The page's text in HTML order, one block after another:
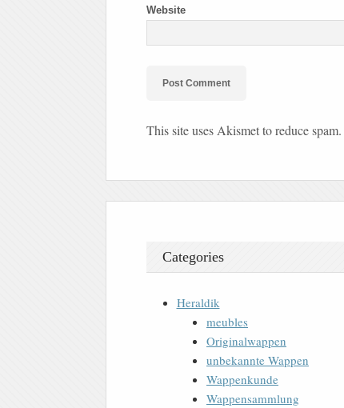
Website
This site uses Akismet to reduce spam.
Categories
Heraldik
meubles
Originalwappen
unbekannte Wappen
Wappenkunde
Wappensammlung